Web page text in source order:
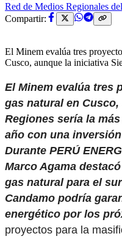
Red de Medios Regionales
Compartir:
El Minem evalúa tres
Cusco, aunque la iniciativa
El Minem evalúa tres
gas natural en
Regiones sería la
año con una
Durante PERÚ
Marco Agama
gas natural para el
Candamo podría
energético por los
proyectos para la